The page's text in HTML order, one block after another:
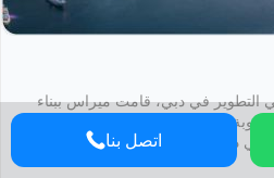
التطوير في دبي، قامت ميراس ببناء
بشدة بما في ذلك منازل
في دبي، ومرفأ دي لا مير، وسور لا
اتصل بنا